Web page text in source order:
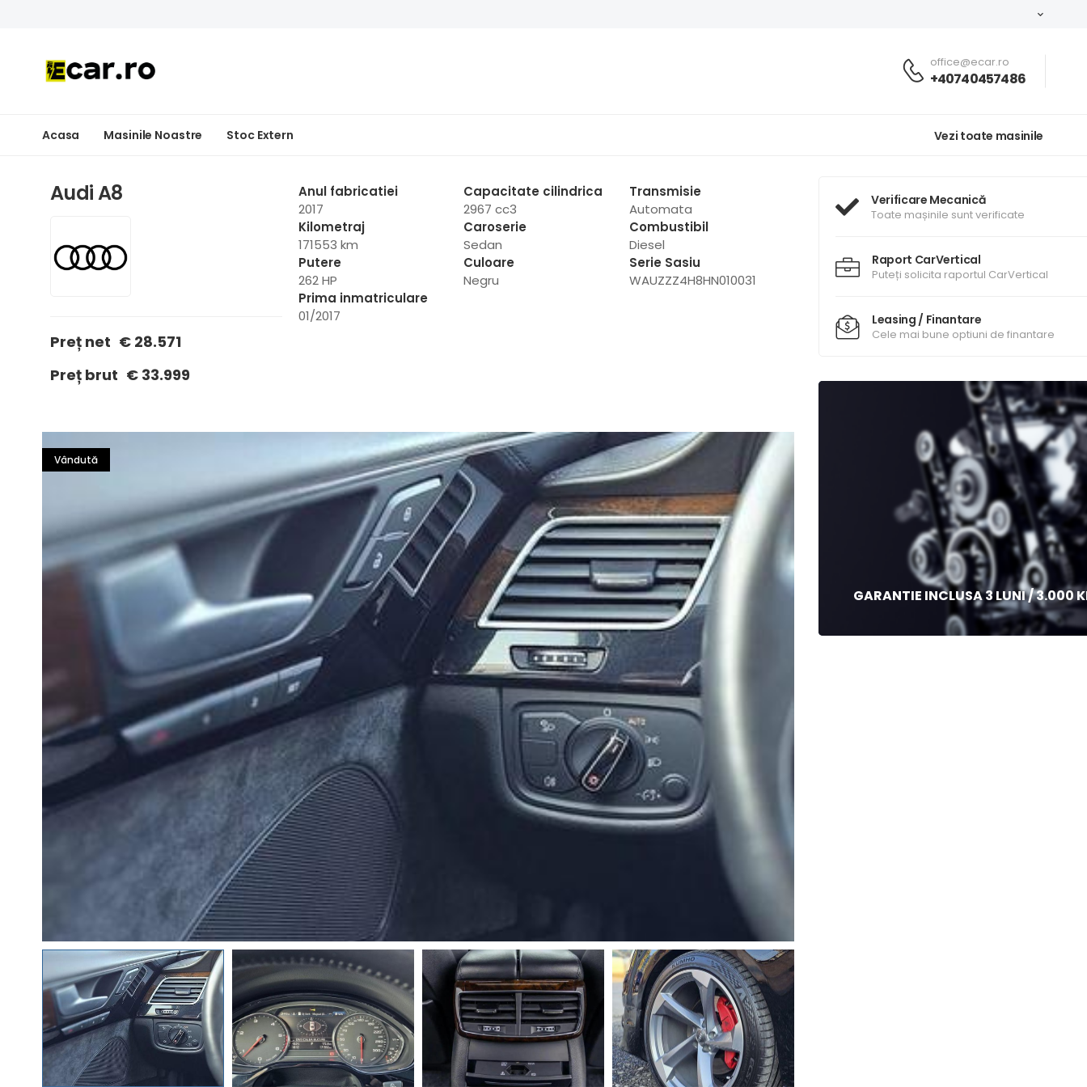
office@ecar.ro
+40740457486
Acasa Masinile Noastre Stoc Extern Vezi toate masinile
Audi A8
Preț net € 28.571
Preț brut € 33.999
Anul fabricatiei
2017
Capacitate cilindrica
2967 cc3
Transmisie
Automata
Kilometraj
171553 km
Caroserie
Sedan
Combustibil
Diesel
Putere
262 HP
Culoare
Negru
Serie Sasiu
WAUZZZ4H8HN010031
Prima inmatriculare
01/2017
Vândută
Verificare Mecanică
Toate mașinile sunt verificate
Raport CarVertical
Puteți solicita raportul CarVertical
Leasing / Finantare
Cele mai bune optiuni de finantare
GARANTIE INCLUSA 3 LUNI / 3.000